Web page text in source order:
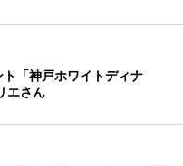
ト「神戸ホワイトディナ
エさん